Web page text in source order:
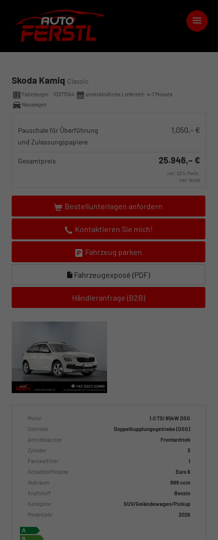
Skoda Kamiq Classic
Fahrzeugnr.: 10377044
unverbindliche Lieferzeit: 4-7 Monate
Neuwagen
Pauschale für Überführung
und Zulassungspapiere
1.050,– €
Gesamtpreis 25.946,– €
incl. 20% MwSt.
inkl. NoVA
Bestellunterlagen anfordern
Kontaktieren Sie mich!
Fahrzeug parken
Fahrzeugexposé (PDF)
Händleranfrage (B2B)
Motor
1.0 TSI 85kW DSG
Getriebe
Doppelkupplungsgetriebe (DSG)
Antriebsachse
Frontantrieb
Zylinder
3
Partikelfilter
1
Schadstoffklasse
Euro 6
Hubraum
999 ccm
Kraftstoff
Benzin
Kategorie
SUV/Geländewagen/Pickup
Modelljahr
2026